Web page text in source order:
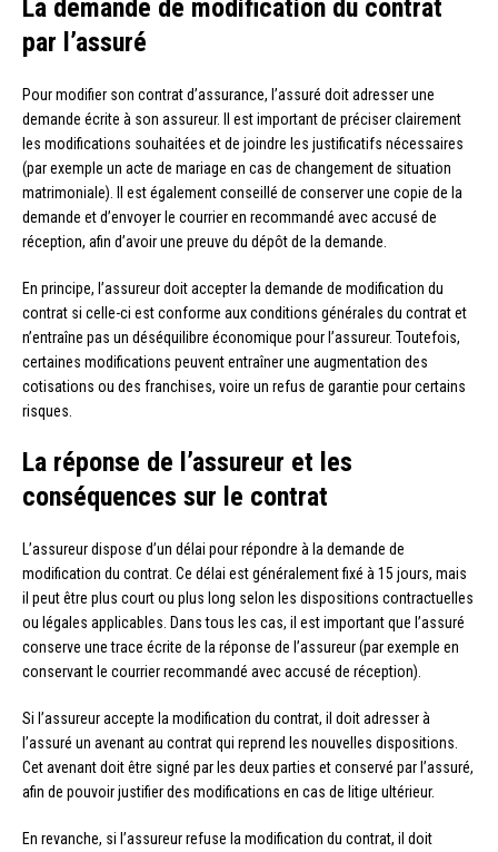
La demande de modification du contrat
par l’assuré
Pour modifier son contrat d’assurance, l’assuré doit adresser une
demande écrite à son assureur. Il est important de préciser clairement
les modifications souhaitées et de joindre les justificatifs nécessaires
(par exemple un acte de mariage en cas de changement de situation
matrimoniale). Il est également conseillé de conserver une copie de la
demande et d’envoyer le courrier en recommandé avec accusé de
réception, afin d’avoir une preuve du dépôt de la demande.
En principe, l’assureur doit accepter la demande de modification du
contrat si celle-ci est conforme aux conditions générales du contrat et
n’entraîne pas un déséquilibre économique pour l’assureur. Toutefois,
certaines modifications peuvent entraîner une augmentation des
cotisations ou des franchises, voire un refus de garantie pour certains
risques.
La réponse de l’assureur et les
conséquences sur le contrat
L’assureur dispose d’un délai pour répondre à la demande de
modification du contrat. Ce délai est généralement fixé à 15 jours, mais
il peut être plus court ou plus long selon les dispositions contractuelles
ou légales applicables. Dans tous les cas, il est important que l’assuré
conserve une trace écrite de la réponse de l’assureur (par exemple en
conservant le courrier recommandé avec accusé de réception).
Si l’assureur accepte la modification du contrat, il doit adresser à
l’assuré un avenant au contrat qui reprend les nouvelles dispositions.
Cet avenant doit être signé par les deux parties et conservé par l’assuré,
afin de pouvoir justifier des modifications en cas de litige ultérieur.
En revanche, si l’assureur refuse la modification du contrat, il doit